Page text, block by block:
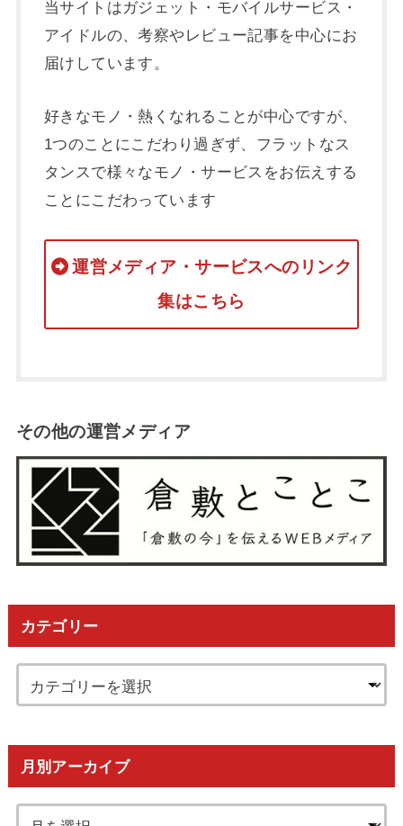
当サイトはガジェット・モバイルサービス・
アイドルの、考察やレビュー記事を中心にお
届けしています。
好きなモノ・熱くなれることが中心ですが、
1つのことにこだわり過ぎず、フラットなス
タンスで様々なモノ・サービスをお伝えする
ことにこだわっています
運営メディア・サービスへのリンク
集はこちら
その他の運営メディア
カテゴリー
月別アーカイブ